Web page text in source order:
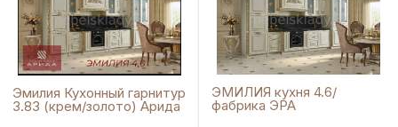
Эмилия Кухонный гарнитур
3.83 (крем/золото) Арида
ЭМИЛИЯ кухня 4.6/
фабрика ЭРА